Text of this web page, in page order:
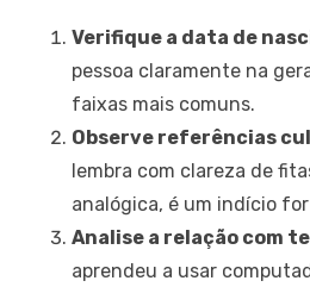
Verifique a data de
pessoa claramente na
faixas mais comuns.
Observe referências
lembra com clareza de
analógica, é um indício
Analise a relação com
aprendeu a usar